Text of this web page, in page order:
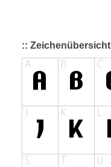
:: Zeichenübersicht